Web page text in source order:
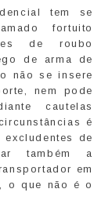
tem se
fortuito
de roubo
de arma de
não se insere
nem pode
cautelas
é
de
também a
em
o que não é o